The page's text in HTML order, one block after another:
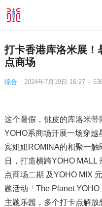
打卡香港库洛米展
点商场
综合 2024年7月19日 16:27 ·
这个暑假，佻皮的库洛米
YOHO系商场开展一场穿
宾姐姐ROMINA的相聚一
日，打造横跨YOHO MALL
点商场二期 及YOHO MIX
题活动「The Planet
主题乐园，多个打卡点解